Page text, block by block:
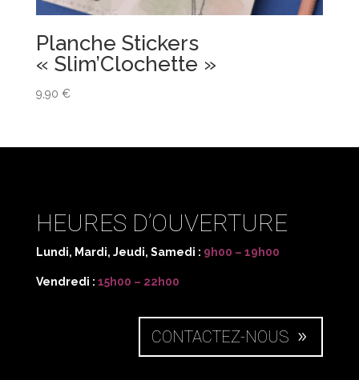
Planche Stickers
« Slim’Clochette »
9,90 €
HEURES D’OUVERTURE
Lundi, Mardi, Jeudi, Samedi : 9h00 – 19h00
Vendredi : 15h00 – 22h00
CONTACTEZ-NOUS